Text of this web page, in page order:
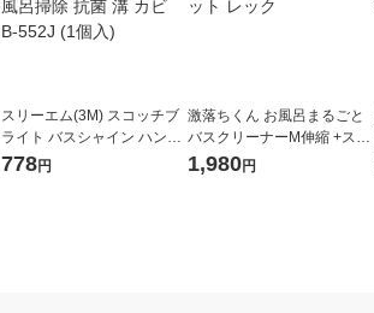
スリーエム(3M) スコッチブ
ライト バスシャイン ハンデ
ィブラシ お風呂掃除 抗菌 溝
778円
激落ちくん お風呂まるごと
バスクリーナーM伸縮 +スペ
ア1個付 1セット レック
1,980円